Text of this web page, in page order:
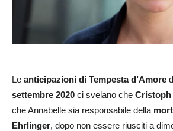
Le anticipazioni di Tempesta d’Amore
settembre 2020 ci svelano che Cristoph
che Annabelle sia responsabile della
Ehrlinger, dopo non essere riusciti a